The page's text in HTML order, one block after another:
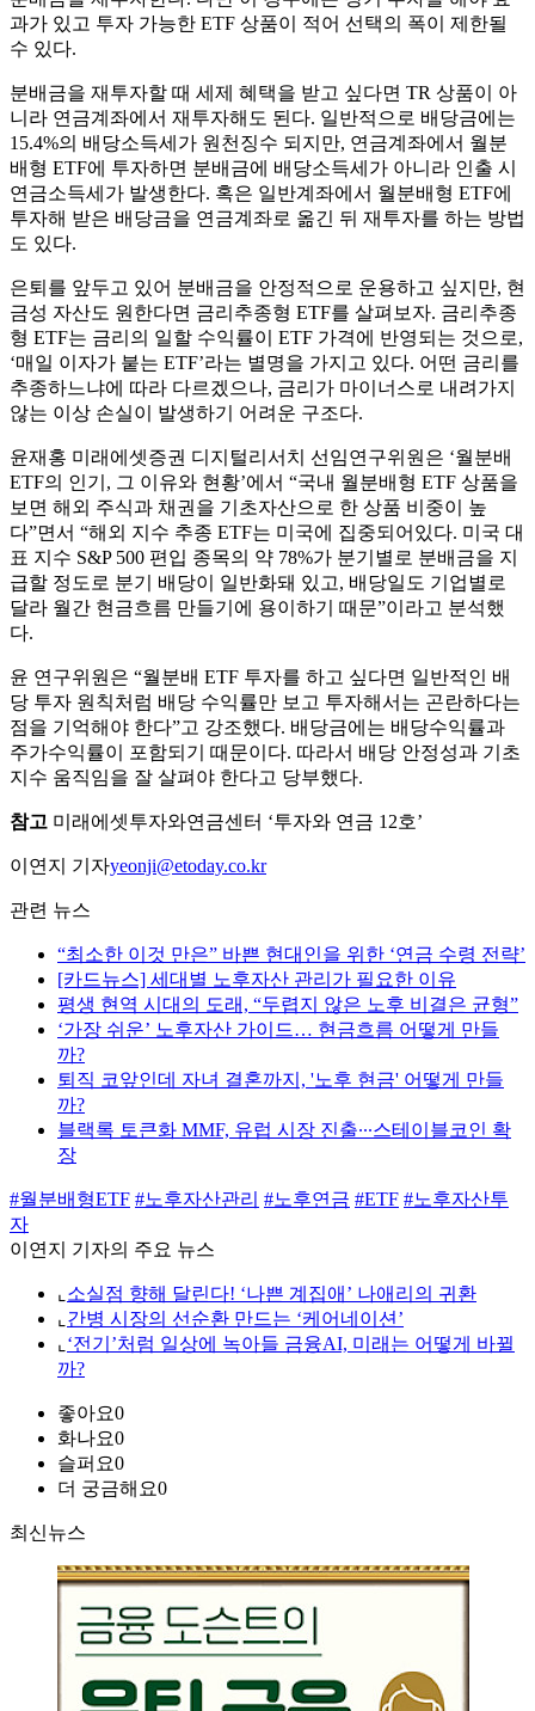
과가 있고 투자 가능한 ETF 상품이 적어 선택의 폭이 제한될
수 있다.
분배금을 재투자할 때 세제 혜택을 받고 싶다면 TR 상품이 아
니라 연금계좌에서 재투자해도 된다. 일반적으로 배당금에는
15.4%의 배당소득세가 원천징수 되지만, 연금계좌에서 월분
배형 ETF에 투자하면 분배금에 배당소득세가 아니라 인출 시
연금소득세가 발생한다. 혹은 일반계좌에서 월분배형 ETF에
투자해 받은 배당금을 연금계좌로 옮긴 뒤 재투자를 하는 방법
도 있다.
은퇴를 앞두고 있어 분배금을 안정적으로 운용하고 싶지만, 현
금성 자산도 원한다면 금리추종형 ETF를 살펴보자. 금리추종
형 ETF는 금리의 일할 수익률이 ETF 가격에 반영되는 것으로,
‘매일 이자가 붙는 ETF’라는 별명을 가지고 있다. 어떤 금리를
추종하느냐에 따라 다르겠으나, 금리가 마이너스로 내려가지
않는 이상 손실이 발생하기 어려운 구조다.
윤재홍 미래에셋증권 디지털리서치 선임연구위원은 ‘월분배
ETF의 인기, 그 이유와 현황’에서 “국내 월분배형 ETF 상품을
보면 해외 주식과 채권을 기초자산으로 한 상품 비중이 높
다”면서 “해외 지수 추종 ETF는 미국에 집중되어있다. 미국 대
표 지수 S&P 500 편입 종목의 약 78%가 분기별로 분배금을 지
급할 정도로 분기 배당이 일반화돼 있고, 배당일도 기업별로
달라 월간 현금흐름 만들기에 용이하기 때문”이라고 분석했
다.
윤 연구위원은 “월분배 ETF 투자를 하고 싶다면 일반적인 배
당 투자 원칙처럼 배당 수익률만 보고 투자해서는 곤란하다는
점을 기억해야 한다”고 강조했다. 배당금에는 배당수익률과
주가수익률이 포함되기 때문이다. 따라서 배당 안정성과 기초
지수 움직임을 잘 살펴야 한다고 당부했다.
참고 미래에셋투자와연금센터 ‘투자와 연금 12호’
이연지 기자yeonji@etoday.co.kr
관련 뉴스
“최소한 이것 만은” 바쁜 현대인을 위한 ‘연금 수령 전략’
[카드뉴스] 세대별 노후자산 관리가 필요한 이유
평생 현역 시대의 도래, “두렵지 않은 노후 비결은 균형”
‘가장 쉬운’ 노후자산 가이드… 현금흐름 어떻게 만들
까?
퇴직 코앞인데 자녀 결혼까지, '노후 현금' 어떻게 만들
까?
블랙록 토큰화 MMF, 유럽 시장 진출∙∙∙스테이블코인 확
장
#월분배형ETF #노후자산관리 #노후연금 #ETF #노후자산투
자
이연지 기자의 주요 뉴스
⌞ 소실점 향해 달린다! ‘나쁜 계집애’ 나애리의 귀환
⌞ 간병 시장의 선순환 만드는 ‘케어네이션’
⌞ ‘전기’처럼 일상에 녹아들 금융AI, 미래는 어떻게 바뀔
까?
좋아요0
화나요0
슬퍼요0
더 궁금해요0
최신뉴스